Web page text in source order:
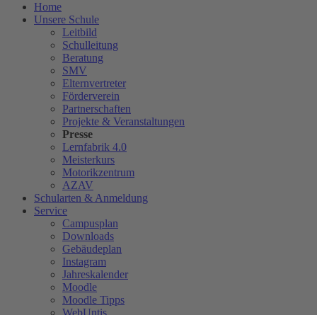
Home
Unsere Schule
Leitbild
Schulleitung
Beratung
SMV
Elternvertreter
Förderverein
Partnerschaften
Projekte & Veranstaltungen
Presse
Lernfabrik 4.0
Meisterkurs
Motorikzentrum
AZAV
Schularten & Anmeldung
Service
Campusplan
Downloads
Gebäudeplan
Instagram
Jahreskalender
Moodle
Moodle Tipps
WebUntis